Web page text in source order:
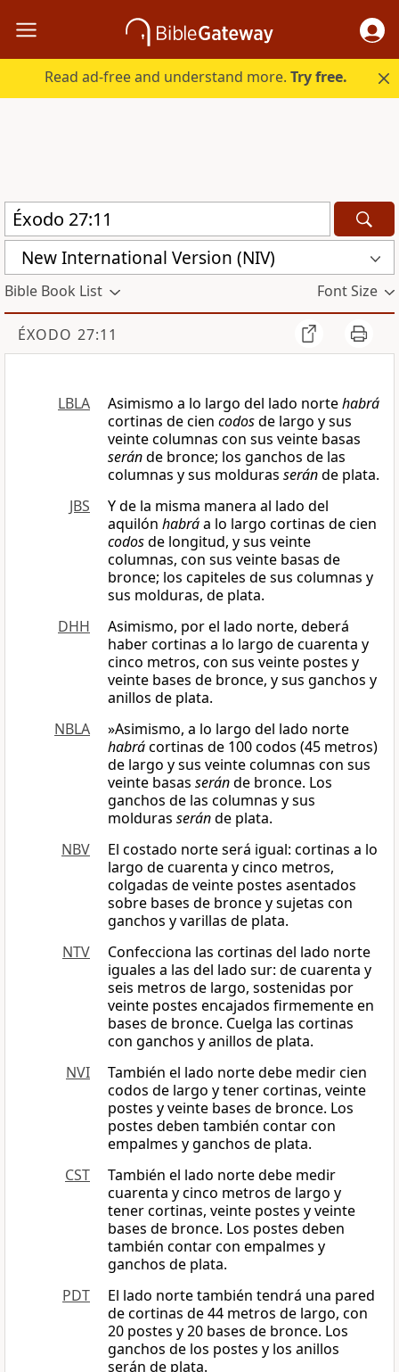
Read ad-free and understand more.Try free.
New International Version (NIV)
Bible Book List Font Size
ÉXODO 27:11
LBLA Asimismo a lo largo del lado nortehabrá
cortinas de cien codosde largo y sus
veinte columnas con sus veinte basas
seránde bronce; los ganchos de las
columnas y sus molduras seránde plata.
JBS
Y de la misma manera al lado del
aquilón habráa lo largo cortinas de cien
codosde longitud, y sus veinte
columnas, con sus veinte basas de
bronce; los capiteles de sus columnas y
sus molduras, de plata.
DHH
Asimismo, por el lado norte, deberá
haber cortinas a lo largo de cuarenta y
cinco metros, con sus veinte postes y
veinte bases de bronce, y sus ganchos y
anillos de plata.
NBLA
»Asimismo, a lo largo del lado norte
habrácortinas de 100 codos (45 metros)
de largo y sus veinte columnas con sus
veinte basas seránde bronce. Los
ganchos de las columnas y sus
molduras seránde plata.
NBV
El costado norte será igual: cortinas a lo
largo de cuarenta y cinco metros,
colgadas de veinte postes asentados
sobre bases de bronce y sujetas con
ganchos y varillas de plata.
NTV
Confecciona las cortinas del lado norte
iguales a las del lado sur: de cuarenta y
seis metros de largo, sostenidas por
veinte postes encajados firmemente en
bases de bronce. Cuelga las cortinas
con ganchos y anillos de plata.
NVI
También el lado norte debe medir cien
codos de largo y tener cortinas, veinte
postes y veinte bases de bronce. Los
postes deben también contar con
empalmes y ganchos de plata.
CST
También el lado norte debe medir
cuarenta y cinco metros de largo y
tener cortinas, veinte postes y veinte
bases de bronce. Los postes deben
también contar con empalmes y
ganchos de plata.
PDT
El lado norte también tendrá una pared
de cortinas de 44 metros de largo, con
20 postes y 20 bases de bronce. Los
ganchos de los postes y los anillos
serán de plata.